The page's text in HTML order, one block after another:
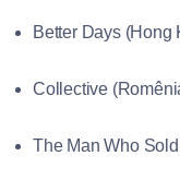
Better Days (Hong
Collective
The Man Who